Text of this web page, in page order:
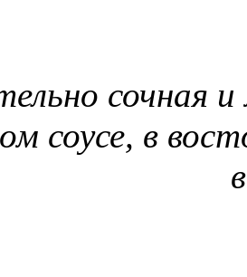
сочная
соусе, в